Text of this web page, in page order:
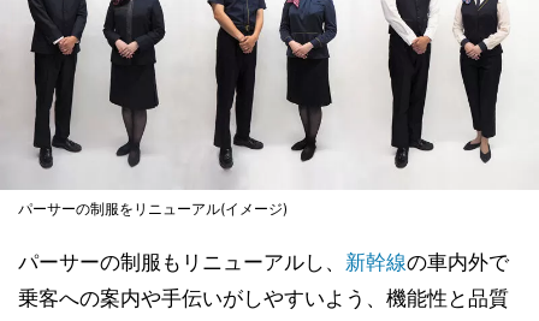
パーサーの制服をリニューアル(イメージ)
パーサーの制服もリニューアルし、 新幹線の車内外で
乗客への案内や手伝いがしやすいよう、機能性と品質